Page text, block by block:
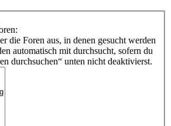
die Foren aus, in denen gesucht werden
automatisch mit durchsucht, sofern du
durchsuchen“ unten nicht deaktivierst.